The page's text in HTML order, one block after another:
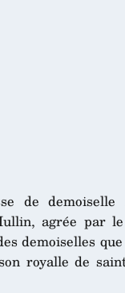
de demoiselle
agrée par
demoiselles
royalle de